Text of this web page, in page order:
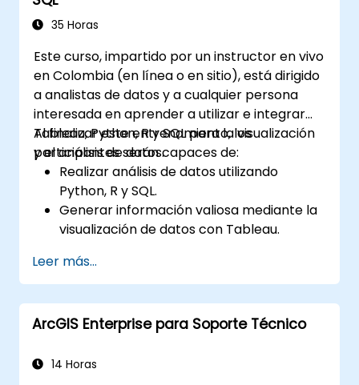
Comunicar de manera efectiva las
35 Horas
Este curso, impartido por un instructor en vivo
en Colombia (en línea o en sitio), está dirigido
a analistas de datos y a cualquier persona
interesada en aprender a utilizar e integrar
Tableau, Python, R y SQL para la visualización
y el análisis de datos.
Al finalizar este entrenamiento, los
participantes serán capaces de:
Realizar análisis de datos utilizando
Python, R y SQL.
Generar información valiosa mediante la
visualización de datos con Tableau.
las operaciones comerciales.
Leer más...
ArcGIS Enterprise para Soporte Técnico
14 Horas